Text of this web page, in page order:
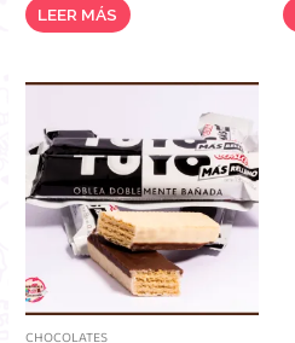
LEER MÁS
CHOCOLATES